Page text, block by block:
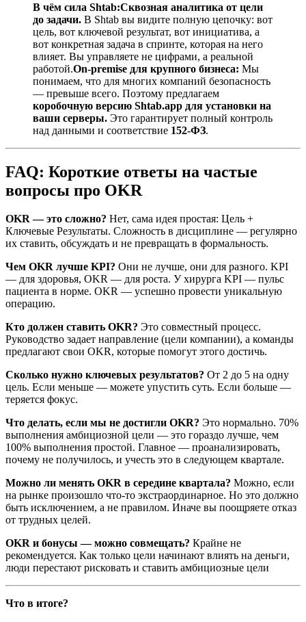
В чём сила Shtab:Сквозная аналитика от цели
до задачи. В Shtab вы видите полную цепочку: вот
цель, вот ключевой результат, вот инициатива, а
вот конкретная задача в спринте, которая на него
влияет. Вы управляете не цифрами, а реальной
работой.On-premise для крупного бизнеса: Мы
понимаем, что для многих компаний безопасность
— превыше всего. Поэтому предлагаем
коробочную версию Shtab.app для установки на
ваши серверы. Это гарантирует полный контроль
над данными и соответствие 152-ФЗ.
FAQ: Короткие ответы на частые
вопросы про OKR
OKR — это сложно? Нет, сама идея простая: Цель +
Ключевые Результаты. Сложность в дисциплине — регулярно
их ставить, обсуждать и не превращать в формальность.
Чем OKR лучше KPI? Они не лучше, они для разного. KPI
— для здоровья, OKR — для роста. У хирурга KPI — пульс
пациента в норме. OKR — успешно провести уникальную
операцию.
Кто должен ставить OKR? Это совместный процесс.
Руководство задает направление (цели компании), а команды
предлагают свои OKR, которые помогут этого достичь.
Сколько нужно ключевых результатов? От 2 до 5 на одну
цель. Если меньше — можете упустить суть. Если больше —
теряется фокус.
Что делать, если мы не достигли OKR? Это нормально. 70%
выполнения амбициозной цели — это гораздо лучше, чем
100% выполнения простой. Главное — проанализировать,
почему не получилось, и учесть это в следующем квартале.
Можно ли менять OKR в середине квартала? Можно, если
на рынке произошло что-то экстраординарное. Но это должно
быть исключением, а не правилом. Иначе вы поощряете отказ
от трудных целей.
OKR и бонусы — можно совмещать? Крайне не
рекомендуется. Как только цели начинают влиять на деньги,
люди перестают рисковать и ставить амбициозные цели
Что в итоге?